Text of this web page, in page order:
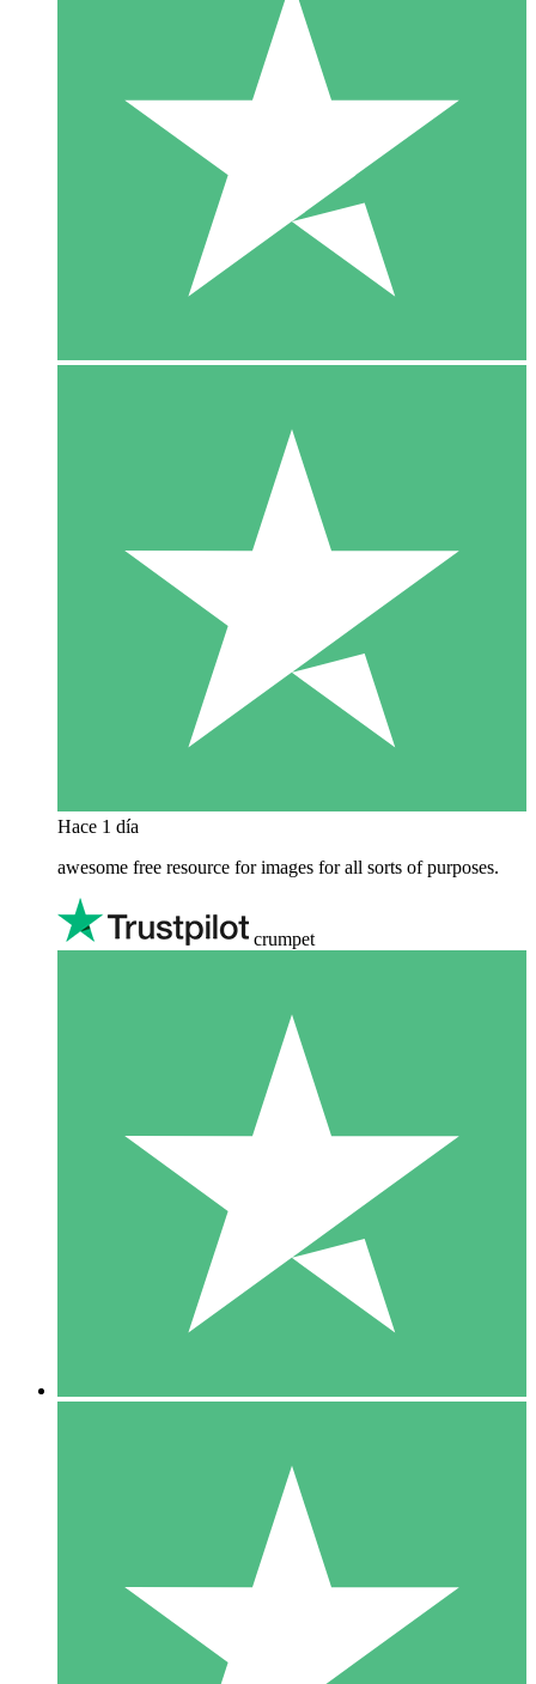
Hace 1 día
awesome free resource for images for all sorts of purposes.
crumpet